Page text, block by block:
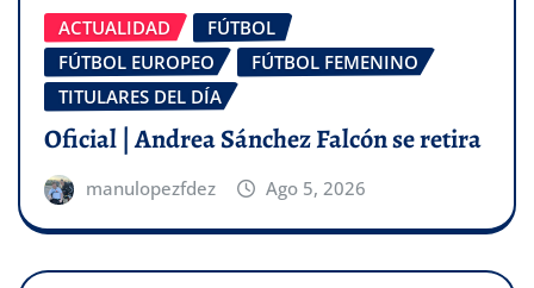
ACTUALIDAD
FÚTBOL
FÚTBOL EUROPEO
FÚTBOL FEMENINO
TITULARES DEL DÍA
Oficial | Andrea Sánchez Falcón se retira
manulopezfdez Ago 5, 2026